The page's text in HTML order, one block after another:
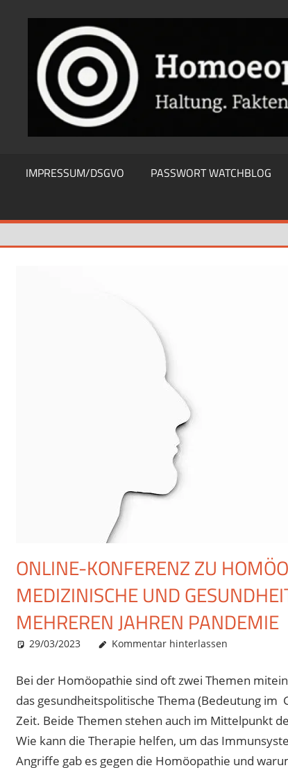
IMPRESSUM/DSGVO PASSWORT WATCHBLOG
ONLINE-KONFERENZ ZU
MEDIZINISCHE UND
MEHREREN JAHREN PANDEMIE
29/03/2023 Christian J. Becker
Allgemein
Kommentar hinterlassen
Bei der Homöopathie sind oft zwei Themen
das gesundheitspolitische Thema (Bedeutung
Zeit. Beide Themen stehen auch im Mittelpunkt
Wie kann die Therapie helfen, um das
Angriffe gab es gegen die Homöopathie und